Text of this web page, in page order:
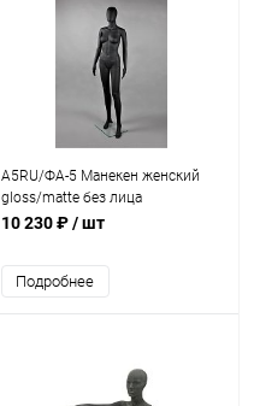
А5RU/ФА-5 Манекен женский
gloss/matte без лица
175/80/65/85
10 230 ₽/ шт
Подробнее